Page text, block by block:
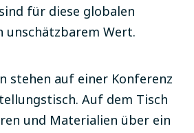
für diese globalen
unschätzbarem Wert.